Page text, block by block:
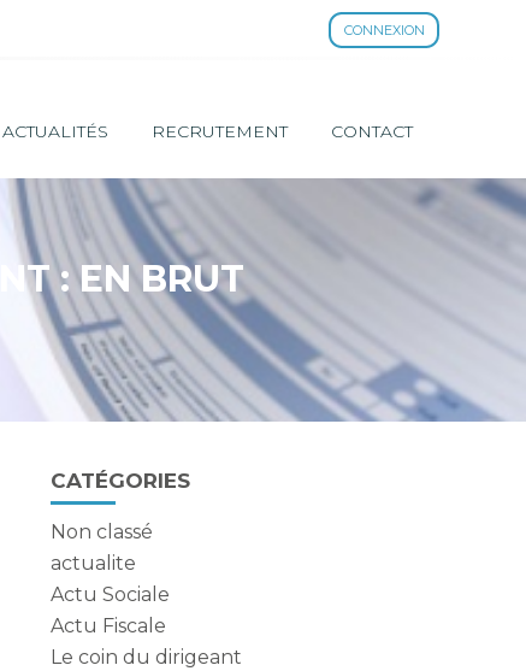
CONNEXION
ACTUALITÉS RECRUTEMENT CONTACT
: EN BRUT
Blog
sidebar
CATÉGORIES
Non classé
actualite
Actu Sociale
Actu Fiscale
Le coin du dirigeant